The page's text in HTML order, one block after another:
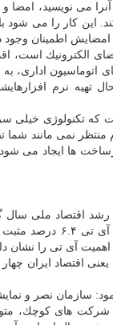
می نویسید،
كار را می شود با
اطمینان وجود
الكترونیك است،
اتوماسیون اداری،
تهیه نرم
كه تكنولوژی خیلی
نمی مانند شما
ها ایجاد می
رشد اقتصاد ملی
یعنی اقتصاد ایران
آی تی را نشان
اقتصاد ایران
سازمان نصر و
سالن استارز، ۲۵ درصد فضای